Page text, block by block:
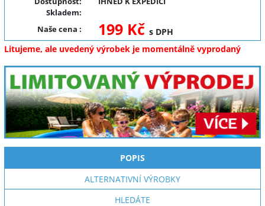
Skladem:
Naše cena : 199 Kč s DPH
Litujeme, ale uvedený výrobek je momentálně vyprodaný
POPIS
ALTERNATIVNÍ VÝROBKY
HLEDÁTE